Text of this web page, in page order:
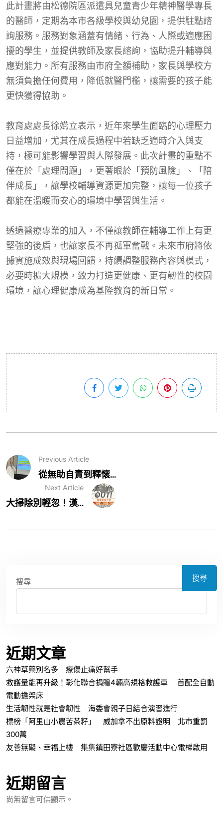
此計畫將由松德院區派遣具兒童青少年精神醫學專長
的醫師，定期為本市各級學校與幼兒園，提供駐點諮
詢服務。服務對象涵蓋有情緒、行為、人際或適應困
擾的學生，並提供教師及家長諮詢，協助提升輔導與
應對能力。所有服務由市府全額補助，家長與學校方
無須負擔任何費用，降低就醫門檻，讓需要的孩子能
更快獲得協助。
教育處處長徐嬿立表示，近年來學生面臨的心理壓力
日益增加，尤其在成長過程中若缺乏適時介入與支
持，極可能影響學習與人際發展。此次計畫的重點不
僅在於「處理問題」，更著眼於「預防風險」、「陪
伴成長」，讓學校輔導資源更加完整，讓每一位孩子
都能在溫暖而安心的環境中學習與生活。
透過醫療專業的加入，不僅讓教師在輔導工作上有更
堅強的後盾，也讓家長不再孤軍奮戰。未來市府將依
據實施成效與現場回饋，持續調整服務內容與模式，
必要時擴大規模，致力打造更健康、更有韌性的校園
環境，讓心理健康成為基隆教育的新日常。
Previous Article
從無助自責到釋懷...
Next Article
大掃除別輕忽！漢...
搜尋 搜尋
近期文章
六神草藥別名多 療傷止痛好幫手
救護量能再升級！彰化聯合捐贈4輛高規格救護車 首配全自動
電動擔架床
生活韌性就是社會韌性 海委會親子日結合演習進行
標榜「阿里山小農苦茶籽」 威加拿不出原料證明 北市重罰
300萬
友善無礙、幸福上樓 集集鎮田寮社區歡慶活動中心電梯啟用
近期留言
尚無留言可供顯示。